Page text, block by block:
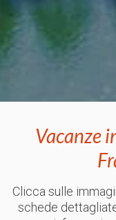
Vacanze
Clicca sulle
schede